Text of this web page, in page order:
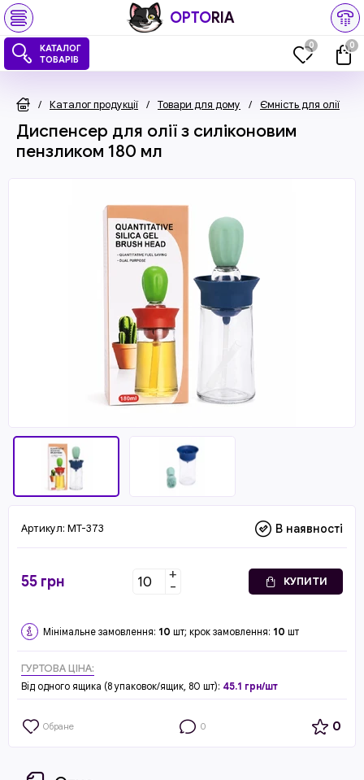
OPTORIA
КАТАЛОГ
ТОВАРІВ
0 0
/ Каталог продукції / Товари для дому / Ємність для олії
Диспенсер для олії з силіконовим
пензликом 180 мл
Артикул: MT-373 В наявності
55 грн +
- КУПИТИ
Мінімальне замовлення: 10 шт; крок замовлення: 10 шт
ГУРТОВА ЦІНА:
Від одного ящика (8 упаковок/ящик, 80 шт): 45.1 грн/шт
Обране 0 0